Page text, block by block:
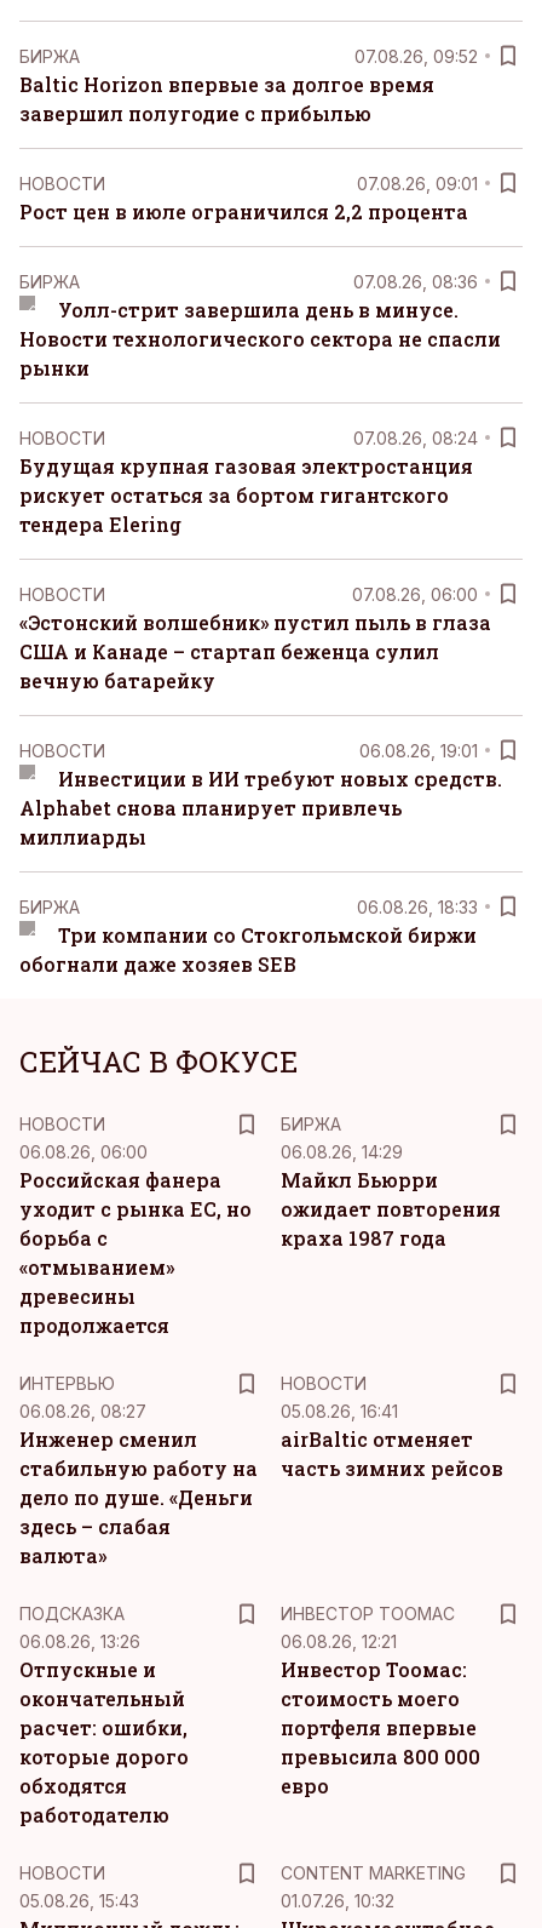
БИРЖА 07.08.26, 09:52
Baltic Horizon впервые за долгое время
завершил полугодие с прибылью
НОВОСТИ 07.08.26, 09:01
Рост цен в июле ограничился 2,2 процента
БИРЖА 07.08.26, 08:36
Уолл-стрит завершила день в минусе.
Новости технологического сектора не спасли
рынки
НОВОСТИ 07.08.26, 08:24
Будущая крупная газовая электростанция
рискует остаться за бортом гигантского
тендера Elering
НОВОСТИ 07.08.26, 06:00
«Эстонский волшебник» пустил пыль в глаза
США и Канаде – стартап беженца сулил
вечную батарейку
НОВОСТИ 06.08.26, 19:01
Инвестиции в ИИ требуют новых средств.
Alphabet снова планирует привлечь
миллиарды
БИРЖА 06.08.26, 18:33
Три компании со Стокгольмской биржи
обогнали даже хозяев SEB
СЕЙЧАС В ФОКУСЕ
НОВОСТИ
06.08.26, 06:00
Российская фанера
уходит с рынка ЕС, но
борьба с
«отмыванием»
древесины
продолжается
БИРЖА
06.08.26, 14:29
Майкл Бьюрри
ожидает повторения
краха 1987 года
ИНТЕРВЬЮ
06.08.26, 08:27
Инженер сменил
стабильную работу на
дело по душе. «Деньги
здесь – слабая
валюта»
НОВОСТИ
05.08.26, 16:41
airBaltic отменяет
часть зимних рейсов
ПОДСКАЗКА
06.08.26, 13:26
Отпускные и
окончательный
расчет: ошибки,
которые дорого
обходятся
работодателю
ИНВЕСТОР ТООМАС
06.08.26, 12:21
Инвестор Тоомас:
стоимость моего
портфеля впервые
превысила 800 000
евро
НОВОСТИ
05.08.26, 15:43
CONTENT MARKETING
01.07.26, 10:32